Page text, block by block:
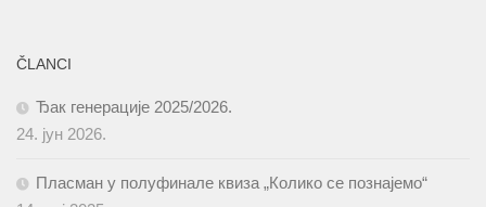
ČLANCI
Ђак генерације 2025/2026.
24. јун 2026.
Пласман у полуфинале квиза „Колико се познајемо“